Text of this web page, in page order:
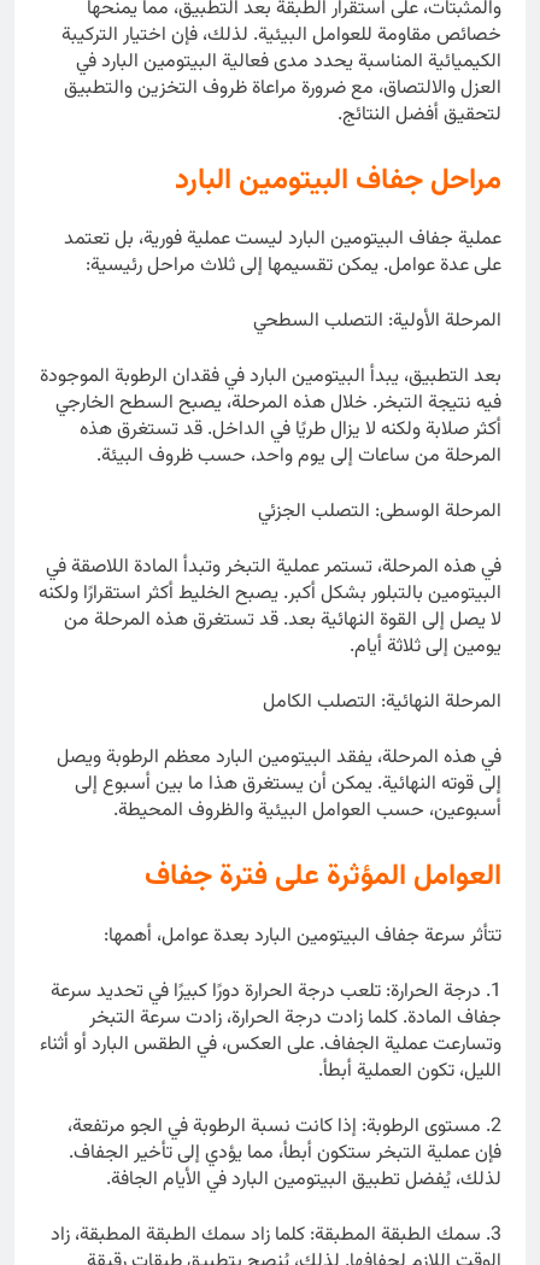
والمثبتات، على استقرار الطبقة بعد التطبيق، مما يمنحها
خصائص مقاومة للعوامل البيئية. لذلك، فإن اختيار التركيبة
الكيميائية المناسبة يحدد مدى فعالية البيتومين البارد في
العزل والالتصاق، مع ضرورة مراعاة ظروف التخزين والتطبيق
لتحقيق أفضل النتائج.
مراحل جفاف البيتومين البارد
عملية جفاف البيتومين البارد ليست عملية فورية، بل تعتمد
على عدة عوامل. يمكن تقسيمها إلى ثلاث مراحل رئيسية:
المرحلة الأولية: التصلب السطحي
بعد التطبيق، يبدأ البيتومين البارد في فقدان الرطوبة الموجودة
فيه نتيجة التبخر. خلال هذه المرحلة، يصبح السطح الخارجي
أكثر صلابة ولكنه لا يزال طريًا في الداخل. قد تستغرق هذه
المرحلة من ساعات إلى يوم واحد، حسب ظروف البيئة.
المرحلة الوسطى: التصلب الجزئي
في هذه المرحلة، تستمر عملية التبخر وتبدأ المادة اللاصقة في
البيتومين بالتبلور بشكل أكبر. يصبح الخليط أكثر استقرارًا ولكنه
لا يصل إلى القوة النهائية بعد. قد تستغرق هذه المرحلة من
يومين إلى ثلاثة أيام.
المرحلة النهائية: التصلب الكامل
في هذه المرحلة، يفقد البيتومين البارد معظم الرطوبة ويصل
إلى قوته النهائية. يمكن أن يستغرق هذا ما بين أسبوع إلى
أسبوعين، حسب العوامل البيئية والظروف المحيطة.
العوامل المؤثرة على فترة جفاف
تتأثر سرعة جفاف البيتومين البارد بعدة عوامل، أهمها:
1. درجة الحرارة: تلعب درجة الحرارة دورًا كبيرًا في تحديد سرعة
جفاف المادة. كلما زادت درجة الحرارة، زادت سرعة التبخر
وتسارعت عملية الجفاف. على العكس، في الطقس البارد أو أثناء
الليل، تكون العملية أبطأ.
2. مستوى الرطوبة: إذا كانت نسبة الرطوبة في الجو مرتفعة،
فإن عملية التبخر ستكون أبطأ، مما يؤدي إلى تأخير الجفاف.
لذلك، يُفضل تطبيق البيتومين البارد في الأيام الجافة.
3. سمك الطبقة المطبقة: كلما زاد سمك الطبقة المطبقة، زاد